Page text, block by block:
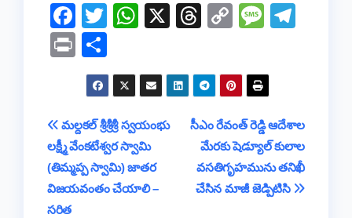
F
a
c
e
b
o
o
k
T
er
W
s
A
p
p
X
T
a
d
s
C
y
Li
n
k
M
a
g
e
a
m
Pr
in h
ar
e
Post
navigation
సీఎం రేవంత్ రెడ్డి ఆదేశాల
మేరకు షెడ్యూల్ కులాల
వసతిగృహమును తనిఖీ
చేసిన మాజీ జెడ్పిటిసి
మల్దకల్ శ్రీశ్రీశ్రీ స్వయంభు
లక్ష్మీ వేంకటేశ్వర స్వామి
(తిమ్మప్ప స్వామి) జాతర
విజయవంతం చేయాలి –
సరిత